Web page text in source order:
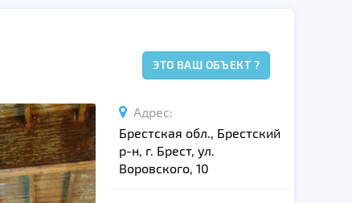
ЭТО ВАШ ОБЪЕКТ ?
Адрес:
Брестcкая обл., Брестский
р-н, г. Брест, ул.
Воровского, 10